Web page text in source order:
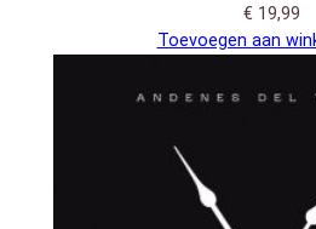
€ 19,99
Toevoegen aan